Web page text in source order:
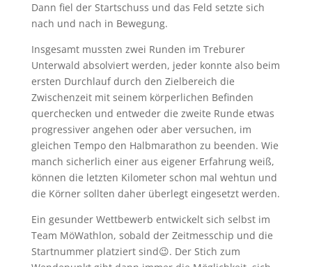
Dann fiel der Startschuss und das Feld setzte sich
nach und nach in Bewegung.
Insgesamt mussten zwei Runden im Treburer
Unterwald absolviert werden, jeder konnte also beim
ersten Durchlauf durch den Zielbereich die
Zwischenzeit mit seinem körperlichen Befinden
querchecken und entweder die zweite Runde etwas
progressiver angehen oder aber versuchen, im
gleichen Tempo den Halbmarathon zu beenden. Wie
manch sicherlich einer aus eigener Erfahrung weiß,
können die letzten Kilometer schon mal wehtun und
die Körner sollten daher überlegt eingesetzt werden.
Ein gesunder Wettbewerb entwickelt sich selbst im
Team MöWathlon, sobald der Zeitmesschip und die
Startnummer platziert sind😉. Der Stich zum